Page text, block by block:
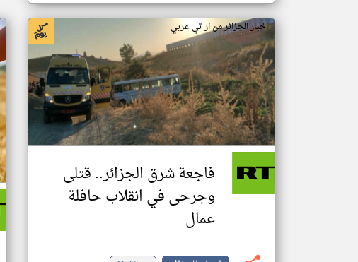
اخبار الجزائر من ار تي عربي
فاجعة شرق الجزائر.. قتلى
وجرحى في انقلاب حافلة
عمال